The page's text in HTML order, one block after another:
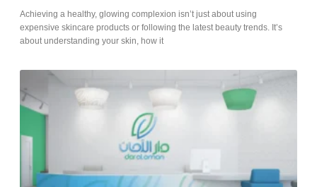
Achieving a healthy, glowing complexion isn’t just about using
expensive skincare products or following the latest beauty trends. It’s
about understanding your skin, how it